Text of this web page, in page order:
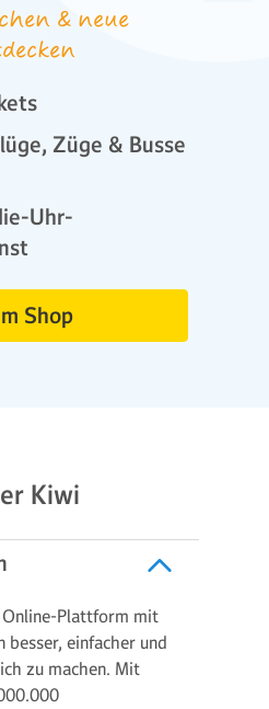
& neue
Züge & Busse
Uhr-
Shop
Kiwi
Plattform mit
besser, einfacher und
zu machen. Mit